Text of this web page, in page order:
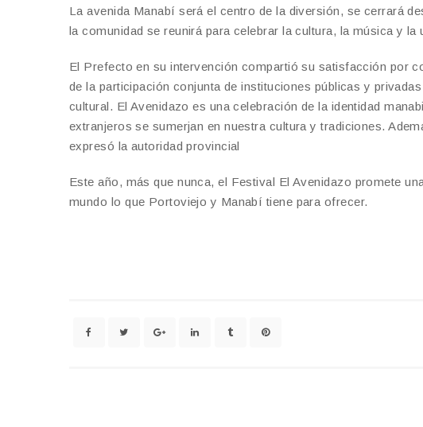
La avenida Manabí será el centro de la diversión, se cerrará
la comunidad se reunirá para celebrar la cultura, la música y
El Prefecto en su intervención compartió su satisfacción por
de la participación conjunta de instituciones públicas y
cultural. El Avenidazo es una celebración de la identidad
extranjeros se sumerjan en nuestra cultura y tradiciones.
expresó la autoridad provincial
Este año, más que nunca, el Festival El Avenidazo promete
mundo lo que Portoviejo y Manabí tiene para ofrecer.